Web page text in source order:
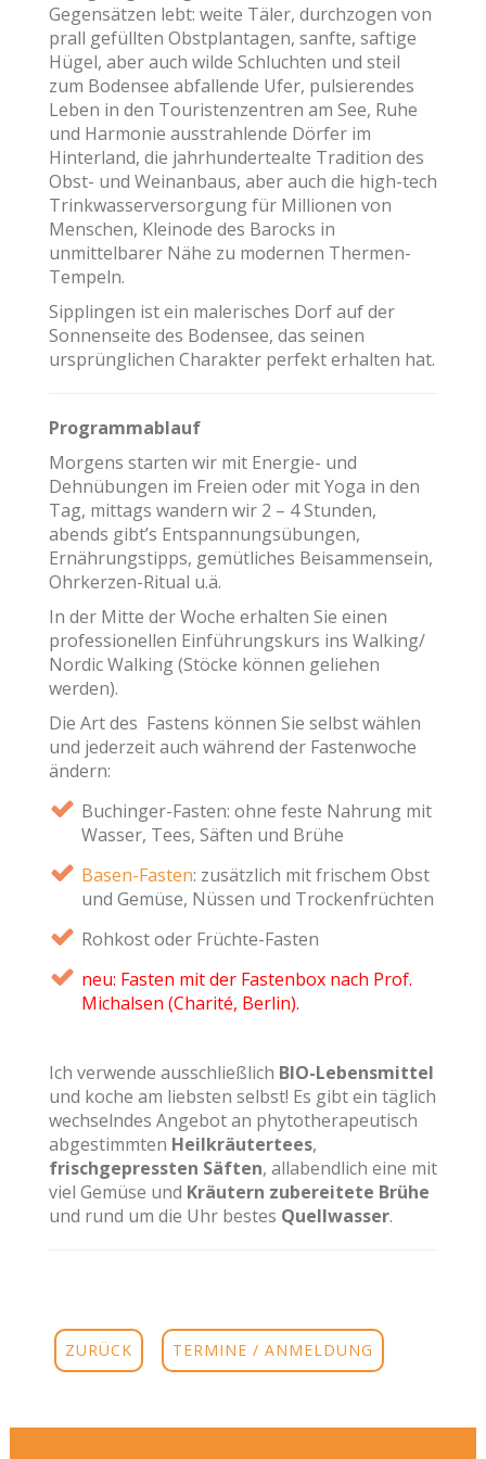
Gegensätzen lebt: weite Täler, durchzogen von
prall gefüllten Obstplantagen, sanfte, saftige
Hügel, aber auch wilde Schluchten und steil
zum Bodensee abfallende Ufer, pulsierendes
Leben in den Touristenzentren am See, Ruhe
und Harmonie ausstrahlende Dörfer im
Hinterland, die jahrhundertealte Tradition des
Obst- und Weinanbaus, aber auch die high-tech
Trinkwasserversorgung für Millionen von
Menschen, Kleinode des Barocks in
unmittelbarer Nähe zu modernen Thermen-
Tempeln.
Sipplingen ist ein malerisches Dorf auf der
Sonnenseite des Bodensee, das seinen
ursprünglichen Charakter perfekt erhalten hat.
Programmablauf
Morgens starten wir mit Energie- und
Dehnübungen im Freien oder mit Yoga in den
Tag, mittags wandern wir 2 – 4 Stunden,
abends gibt’s Entspannungsübungen,
Ernährungstipps, gemütliches Beisammensein,
Ohrkerzen-Ritual u.ä.
In der Mitte der Woche erhalten Sie einen
professionellen Einführungskurs ins Walking/
Nordic Walking (Stöcke können geliehen
werden).
Die Art des Fastens können Sie selbst wählen
und jederzeit auch während der Fastenwoche
ändern:
Buchinger-Fasten: ohne feste Nahrung mit
Wasser, Tees, Säften und Brühe
Basen-Fasten: zusätzlich mit frischem Obst
und Gemüse, Nüssen und Trockenfrüchten
Rohkost oder Früchte-Fasten
neu: Fasten mit der Fastenbox nach Prof.
Michalsen (Charité, Berlin).
Ich verwende ausschließlich BIO-Lebensmittel
und koche am liebsten selbst! Es gibt ein täglich
wechselndes Angebot an phytotherapeutisch
abgestimmten Heilkräutertees,
frischgepressten Säften, allabendlich eine mit
viel Gemüse und Kräutern zubereitete Brühe
und rund um die Uhr bestes Quellwasser.
ZURÜCK TERMINE / ANMELDUNG